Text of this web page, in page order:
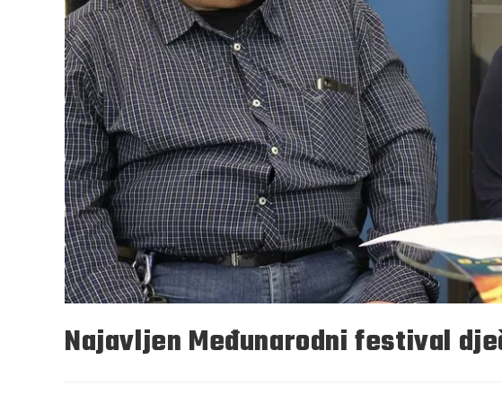
Najavljen Međunarodni festival